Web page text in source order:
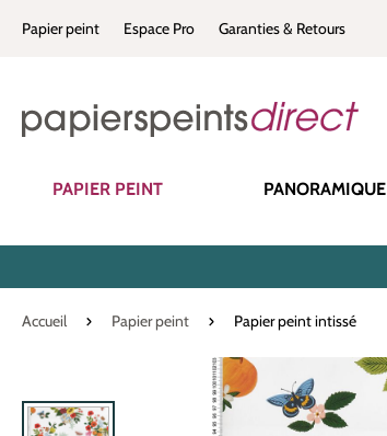
Passer à la navigation principale
Papier peint Espace Pro Garanties & Retours
PAPIER PEINT PANORAMIQUE
Accueil Papier peint Papier peint intissé
Ignorer la galerie d'images